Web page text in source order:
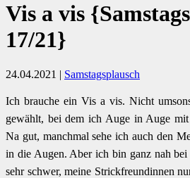
Vis a vis
17/21}
24.04.2021 | Samstagsplausch
Ich brauche ein Vis a vis. Nicht
gewählt, bei dem ich Auge in Auge mit
Na gut, manchmal sehe ich auch den
in die Augen. Aber ich bin ganz nah
sehr schwer, meine Strickfreundinnen